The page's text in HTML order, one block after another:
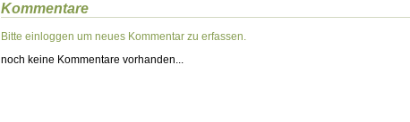
Kommentare
Bitte einloggen um neues Kommentar zu erfassen.
noch keine Kommentare vorhanden...